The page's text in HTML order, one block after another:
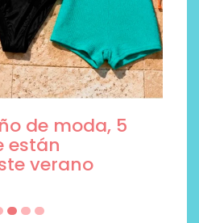
de moda, 5
están
verano